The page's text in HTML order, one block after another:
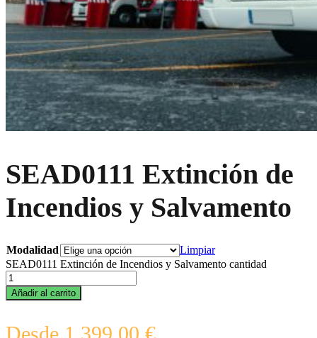
SEAD0111 Extinción de
Incendios y Salvamento
Modalidad
Limpiar
SEAD0111 Extinción de Incendios y Salvamento cantidad
Añadir al carrito